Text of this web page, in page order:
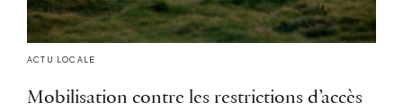
ACTU LOCALE
Mobilisation contre les restrictions d’accès